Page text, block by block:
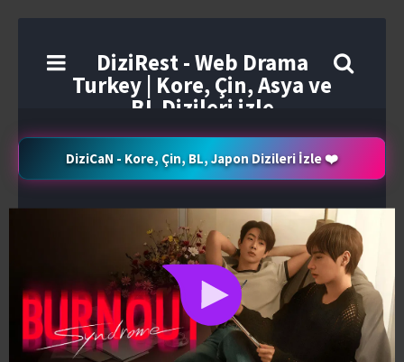
DiziRest - Web Drama
Turkey | Kore, Çin, Asya ve
BL Dizileri izle
DiziCaN - Kore, Çin, BL, Japon Dizileri İzle ❤️